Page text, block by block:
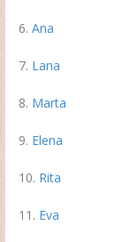
Ana
Lana
Marta
Elena
Rita
Eva